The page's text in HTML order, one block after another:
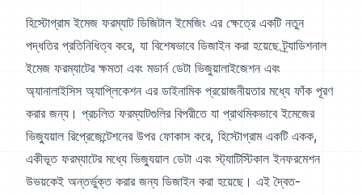
হিস্টোগ্রাম ইমেজ ফরম্যাট ডিজিটাল ইমেজিং এর ক্ষেত্রে একটি নতুন
পদ্ধতির প্রতিনিধিত্ব করে, যা বিশেষভাবে ডিজাইন করা হয়েছে ট্র্যাডিশনাল
ইমেজ ফরম্যাটের ক্ষমতা এবং মডার্ন ডেটা ভিজুয়ালাইজেশন এবং
অ্যানালাইসিস অ্যাপ্লিকেশন এর ডাইনামিক প্রয়োজনীয়তার মধ্যে ফাঁক পূরণ
করার জন্য। প্রচলিত ফরম্যাটগুলির বিপরীতে যা প্রাথমিকভাবে ইমেজের
ভিজ্যুয়াল রিপ্রেজেন্টেশনের উপর ফোকাস করে, হিস্টোগ্রাম একটি একক,
একীভূত ফরম্যাটের মধ্যে ভিজ্যুয়াল ডেটা এবং স্ট্যাটিস্টিকাল ইনফরমেশন
উভয়কেই অন্তর্ভুক্ত করার জন্য ডিজাইন করা হয়েছে। এই দ্বৈত-